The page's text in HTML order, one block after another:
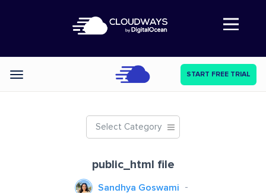
Abre a navegação
Categories START FREE TRIAL
Select Category
public_html file
Sandhya Goswami